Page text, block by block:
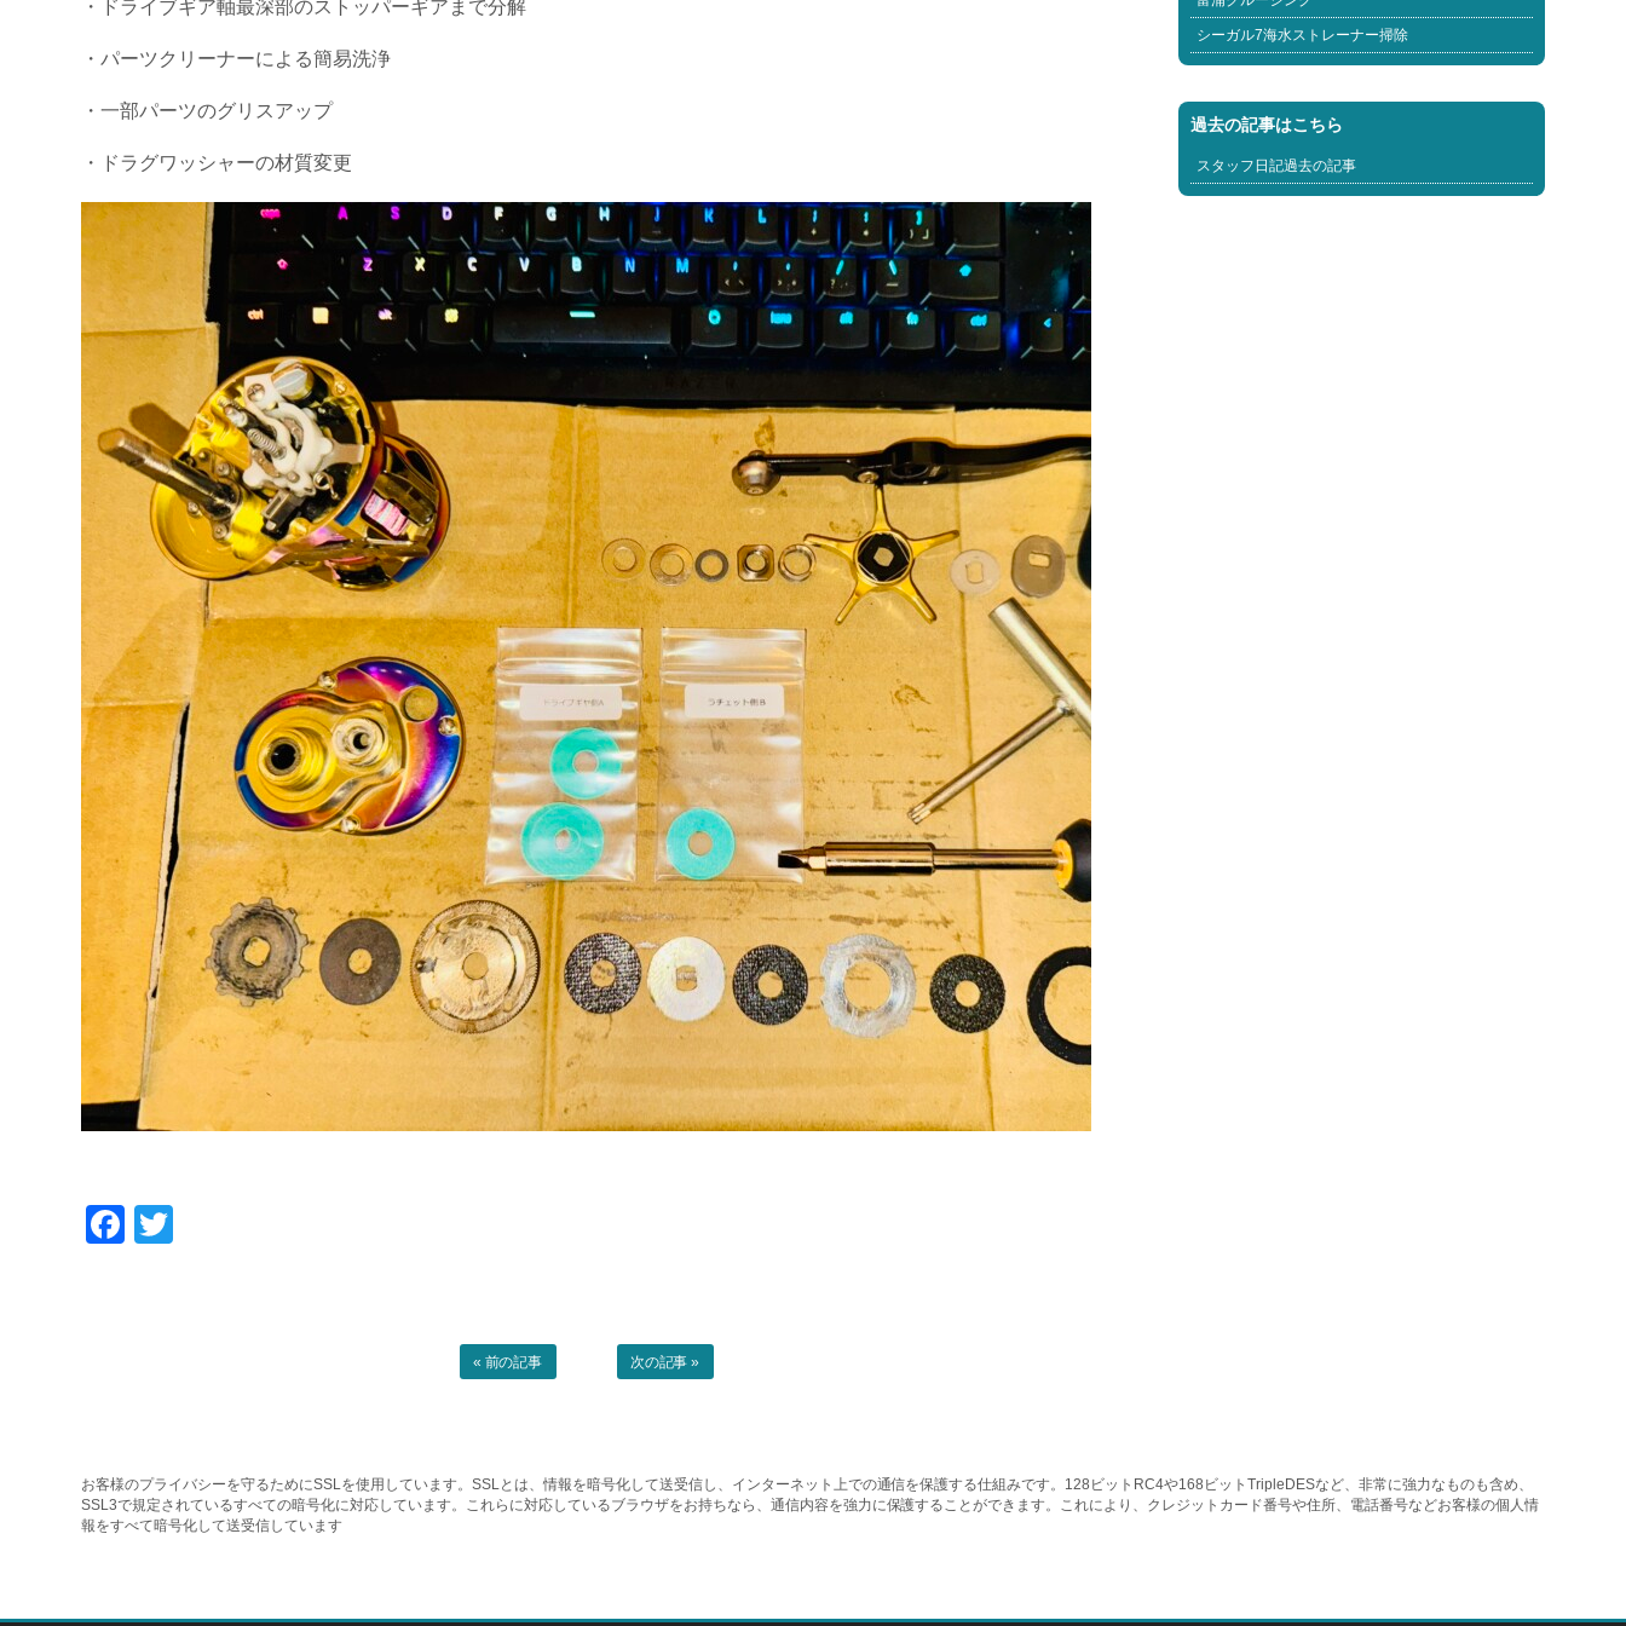
・ドライブギア軸最深部のストッパーギアまで分解
・パーツクリーナーによる簡易洗浄
・一部パーツのグリスアップ
・ドラグワッシャーの材質変更
Facebook
« 前の記事 次の記事 »
シーガル7海水ストレーナー掃除
過去の記事はこちら
スタッフ日記過去の記事
お客様のプライバシーを守るためにSSLを使用しています。SSLとは、情報を暗号化して送受信し、インターネット上での通信を保護する仕組みです。128ビットRC4や168ビットTripleDESなど、非常に強力なものも含め、
SSL3で規定されているすべての暗号化に対応しています。これらに対応しているブラウザをお持ちなら、通信内容を強力に保護することができます。これにより、クレジットカード番号や住所、電話番号などお客様の個人情
報をすべて暗号化して送受信しています